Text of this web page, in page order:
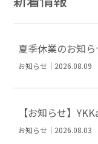
夏季休業のお知ら
お知らせ｜2026.08.09
【お知らせ】
お知らせ｜2026.08.03